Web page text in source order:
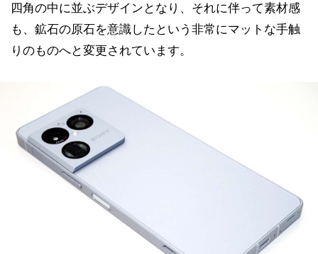
四角の中に並ぶデザインとなり、それに伴って素材感
も、鉱石の原石を意識したという非常にマットな手触
りのものへと変更されています。